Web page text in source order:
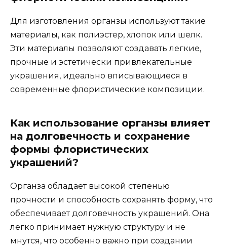
Для изготовления органзы используют такие
материалы, как полиэстер, хлопок или шелк.
Эти материалы позволяют создавать легкие,
прочные и эстетически привлекательные
украшения, идеально вписывающиеся в
современные флористические композиции.
Как использование органзы влияет
на долговечность и сохранение
формы флористических
украшений?
Органза обладает высокой степенью
прочности и способность сохранять форму, что
обеспечивает долговечность украшений. Она
легко принимает нужную структуру и не
мнутся, что особенно важно при создании